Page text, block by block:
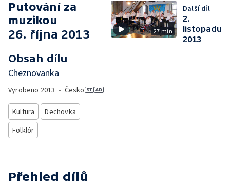
Putování za
muzikou
26. října 2013
Obsah dílu
Cheznovanka
Vyrobeno 2013 • Česko
Kultura
Dechovka
Folklór
27 min
Další díl
2.
listopadu
2013
Přehled dílů